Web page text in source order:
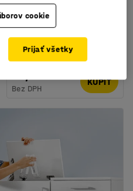
Odpadkový kôš na
triedenie odpadu,
pedálové otváranie, 32
L, nerez
Číslo výrobku:246821
Bez DPH
KÚPIŤ
cookie
Prijať všetky